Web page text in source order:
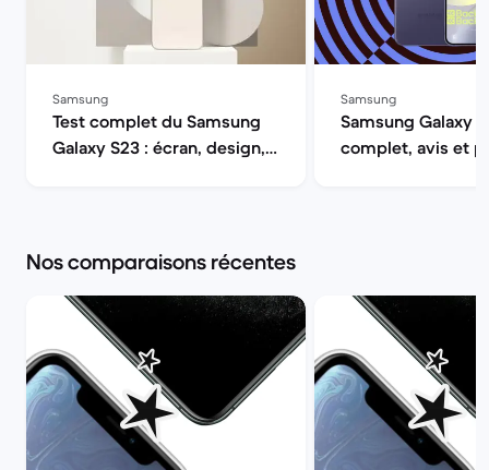
Samsung
Test complet du Samsung
Galaxy S23 : écran, design,
Samsung
Samsung Galaxy
complet, avis et
Nos comparaisons récentes